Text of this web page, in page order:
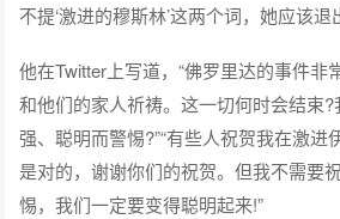
不提‘激进的穆斯林’这两个词，她应该退
他在Twitter上写道，“佛罗里达的事件非
和他们的家人祈祷。这一切何时会结束
强、聪明而警惕?”“有些人祝贺我在激进
是对的，谢谢你们的祝贺。但我不需要
惕，我们一定要变得聪明起来!”